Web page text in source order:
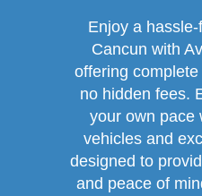
Enjoy a
Cancun with
offering
no hidden fees.
your own pace
vehicles and
designed to
and peace of